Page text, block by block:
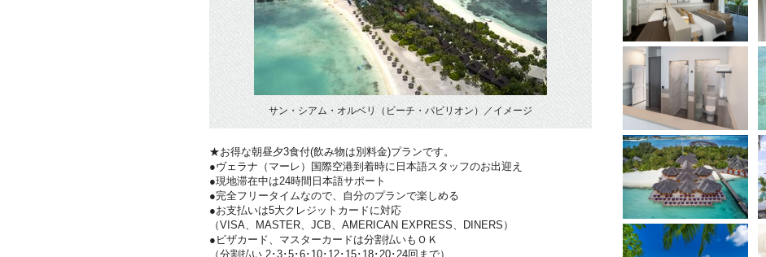
サン・シアム・オルベリ（ビーチ・パビリオン）／イメージ
★お得な朝昼夕3食付(飲み物は別料金)プランです。
●ヴェラナ（マーレ）国際空港到着時に日本語スタッフのお出迎え
●現地滞在中は24時間日本語サポート
●完全フリータイムなので、自分のプランで楽しめる
●お支払いは5大クレジットカードに対応
（VISA、MASTER、JCB、AMERICAN EXPRESS、DINERS）
●ビザカード、マスターカードは分割払いもＯＫ
（分割払い 2･3･5･6･10･12･15･18･20･24回まで）